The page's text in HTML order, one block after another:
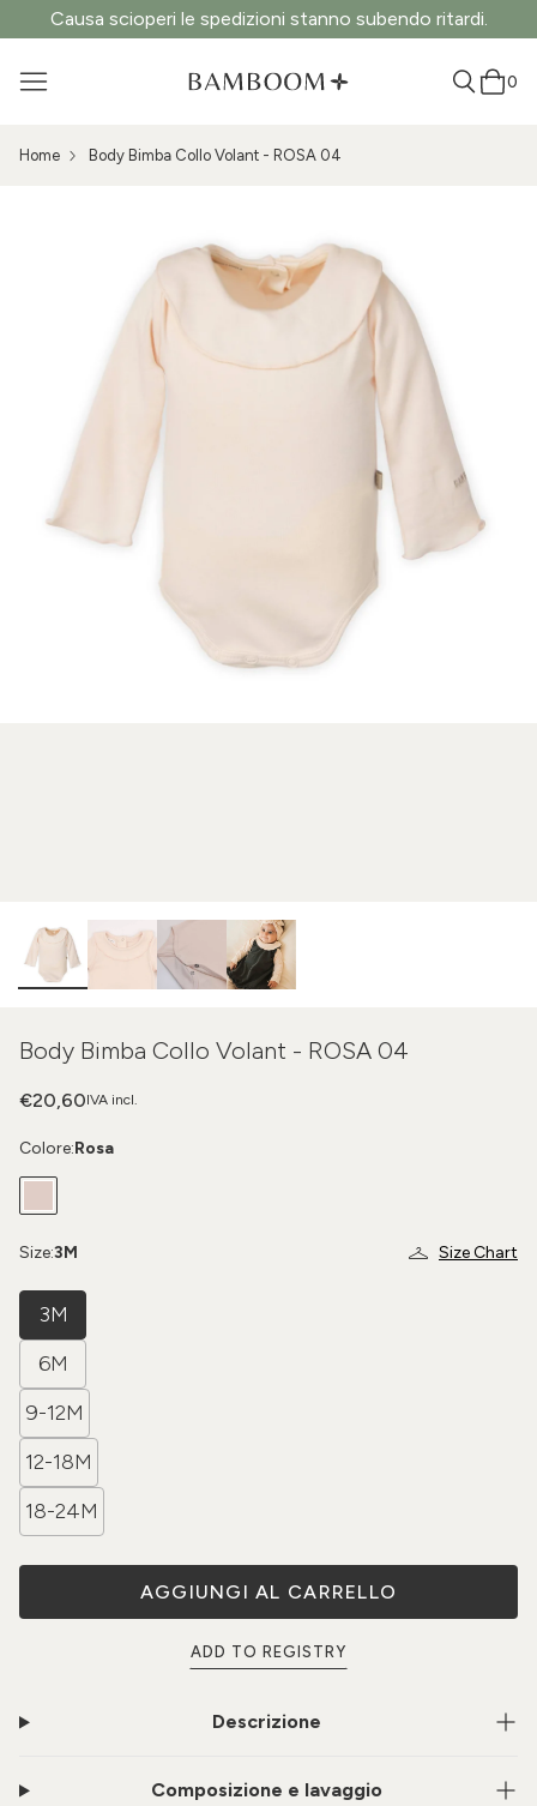
Causa scioperi le spedizioni stanno subendo ritardi.
0
Home Body Bimba Collo Volant - ROSA 04
Body Bimba Collo Volant - ROSA 04
IVA incl.
€20,60
Colore:Rosa
Size Chart
Size:3M
3M
6M
9-12M
12-18M
18-24M
AGGIUNGI AL CARRELLO
ADD TO REGISTRY
Descrizione
Composizione e lavaggio